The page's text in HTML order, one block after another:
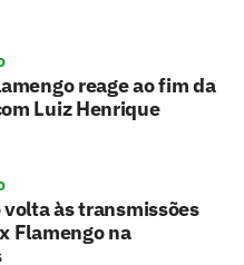
reage ao fim da
Luiz Henrique
às transmissões
Flamengo na